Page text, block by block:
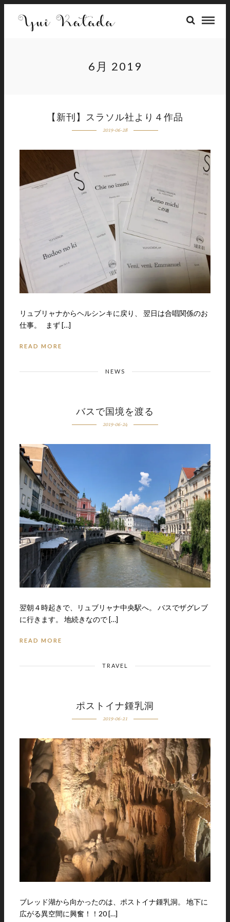
6月 2019
【新刊】スラソル社より４作品
2019-06-28
リュブリャナからヘルシンキに戻り、 翌日は合唱関係のお
仕事。 まず […]
READ MORE
NEWS
バスで国境を渡る
2019-06-24
翌朝４時起きで、リュブリャナ中央駅へ。 バスでザグレブ
に行きます。 地続きなので […]
READ MORE
TRAVEL
ポストイナ鍾乳洞
2019-06-21
ブレッド湖から向かったのは、ポストイナ鍾乳洞。 地下に
広がる異空間に興奮！！20 […]